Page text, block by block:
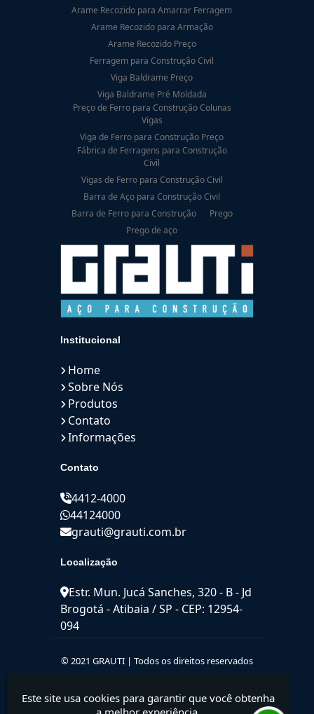
Arame Recozido para Amarrar Ferragem
Arame Recozido para Armação
Arame Recozido Preço
Ferragem para Construção Civil
Viga Baldrame Preço
Viga Baldrame Pré Moldada
Preço de Ferro para Construção Colunas
Vigas
Viga de Ferro para Construção Preço
Fábrica de Ferragens para Construção
Civil
Vigas de Ferro para Construção Civil
Barra de Aço para Construção Civil
Barra de Ferro para Construção
Prego
Prego de aço
Institucional
Home
Sobre Nós
Produtos
Contato
Informações
Contato
4412-4000
44124000
grauti@grauti.com.br
Localização
Estr. Mun. Jucá Sanches, 320 - B - Jd
Brogotá - Atibaia / SP - CEP: 12954-
094
© 2021 GRAUTI | Todos os direitos reservados
Este site usa cookies para garantir que você obtenha